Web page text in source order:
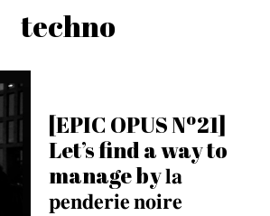
techno
[EPIC OPUS Nº21]
Let’s find a way to
manage by 𝐥𝐚
𝐩𝐞𝐧𝐝𝐞𝐫𝐢𝐞 𝐧𝐨𝐢𝐫𝐞